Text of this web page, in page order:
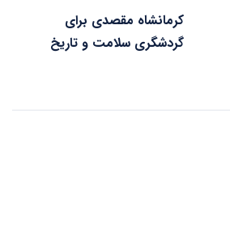
کرمانشاه مقصدی برای
گردشگری سلامت و تاریخ